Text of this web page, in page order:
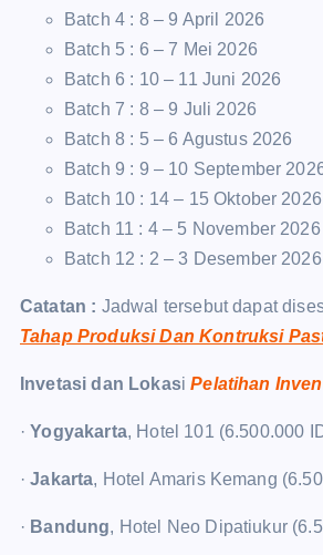
Batch 4 : 8 – 9 April 2026
Batch 5 : 6 – 7 Mei 2026
Batch 6 : 10 – 11 Juni 2026
Batch 7 : 8 – 9 Juli 2026
Batch 8 : 5 – 6 Agustus 2026
Batch 9 : 9 – 10 September
Batch 10 : 14 – 15 Oktober 2026
Batch 11 : 4 – 5 November 2026
Batch 12 : 2 – 3 Desember 2026
Catatan : Jadwal tersebut dapat
Tahap Produksi Dan Kontruksi
Invetasi dan LokasiPelatihan
·Yogyakarta, Hotel 101 (6.500.000
·Jakarta, Hotel Amaris Kemang
· Bandung, Hotel Neo Dipatiukur